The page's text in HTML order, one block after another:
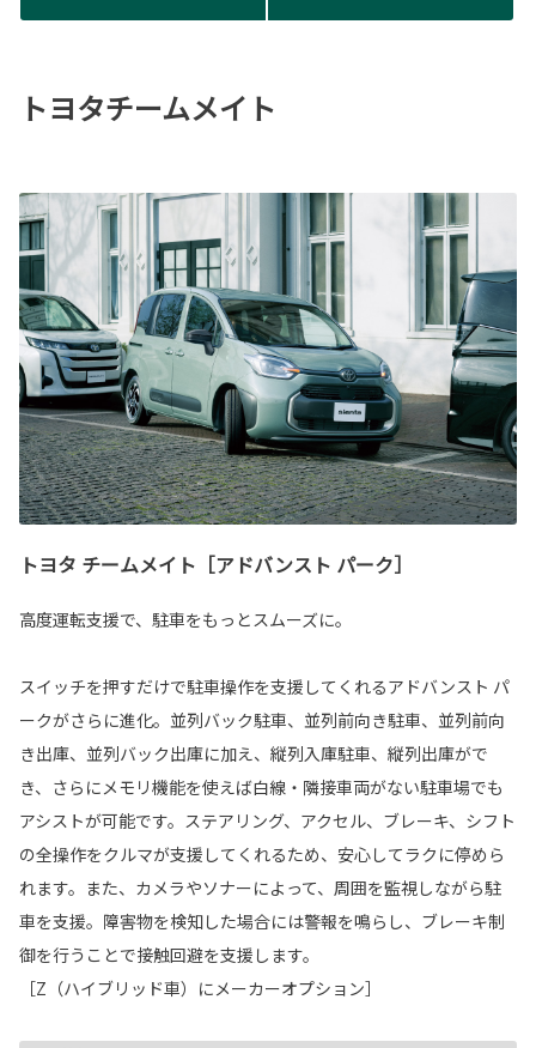
トヨタチームメイト
トヨタ チームメイト［アドバンスト パーク］
高度運転支援で、駐車をもっとスムーズに。
スイッチを押すだけで駐車操作を支援してくれるアドバンスト パ
ークがさらに進化。並列バック駐車、並列前向き駐車、並列前向
き出庫、並列バック出庫に加え、縦列入庫駐車、縦列出庫がで
き、さらにメモリ機能を使えば白線・隣接車両がない駐車場でも
アシストが可能です。ステアリング、アクセル、ブレーキ、シフト
の全操作をクルマが支援してくれるため、安心してラクに停めら
れます。また、カメラやソナーによって、周囲を監視しながら駐
車を支援。障害物を検知した場合には警報を鳴らし、ブレーキ制
御を行うことで接触回避を支援します。
［Z（ハイブリッド車）にメーカーオプション］